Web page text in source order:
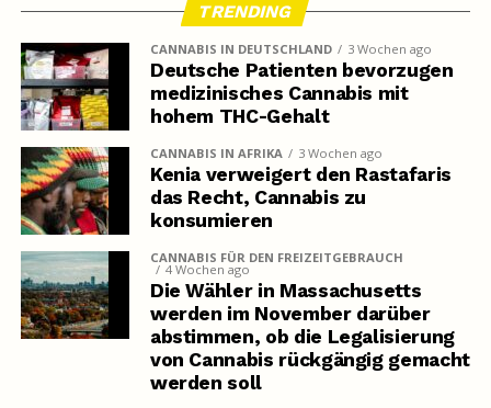
TRENDING
CANNABIS IN DEUTSCHLAND 3 Wochen ago
Deutsche Patienten bevorzugen
medizinisches Cannabis mit
hohem THC-Gehalt
CANNABIS IN AFRIKA 3 Wochen ago
Kenia verweigert den Rastafaris
das Recht, Cannabis zu
konsumieren
CANNABIS FÜR DEN FREIZEITGEBRAUCH
4 Wochen ago
Die Wähler in Massachusetts
werden im November darüber
abstimmen, ob die Legalisierung
von Cannabis rückgängig gemacht
werden soll